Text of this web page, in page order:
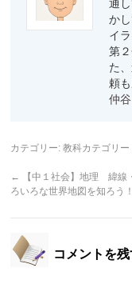
通
か
イ
第
た
頼も
仲
カテゴリー:教科カテゴリー
←
【中１社会】地理 緯線
ろいろな世界地図を知ろう！
コメントを